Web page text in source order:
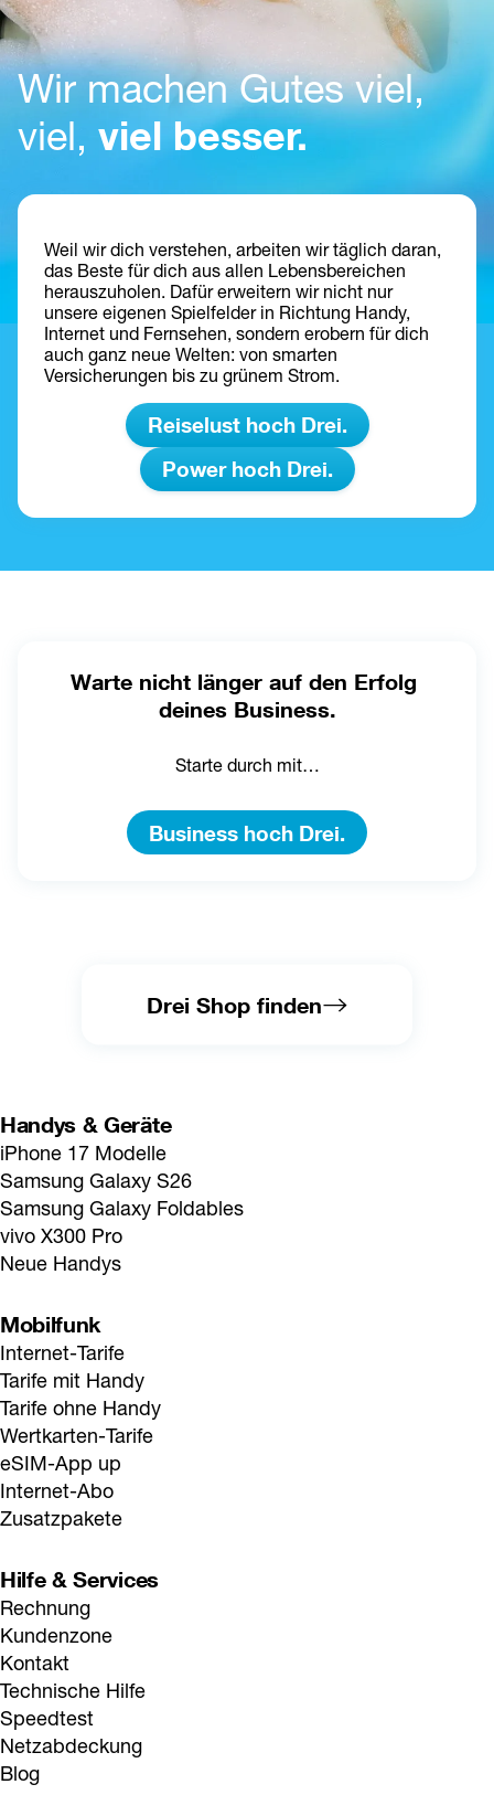
Wir machen Gutes viel,
viel, viel besser.
Weil wir dich verstehen, arbeiten wir täglich daran,
das Beste für dich aus allen Lebensbereichen
herauszuholen. Dafür erweitern wir nicht nur
unsere eigenen Spielfelder in Richtung Handy,
Internet und Fernsehen, sondern erobern für dich
auch ganz neue Welten: von smarten
Versicherungen bis zu grünem Strom.
Reiselust hoch Drei.
Power hoch Drei.
Warte nicht länger auf den Erfolg
deines Business.
Starte durch mit…
Business hoch Drei.
Drei Shop finden
Handys & Geräte
iPhone 17 Modelle
Samsung Galaxy S26
Samsung Galaxy Foldables
vivo X300 Pro
Neue Handys
Mobilfunk
Internet-Tarife
Tarife mit Handy
Tarife ohne Handy
Wertkarten-Tarife
eSIM-App up
Internet-Abo
Zusatzpakete
Hilfe & Services
Rechnung
Kundenzone
Kontakt
Technische Hilfe
Speedtest
Netzabdeckung
Blog